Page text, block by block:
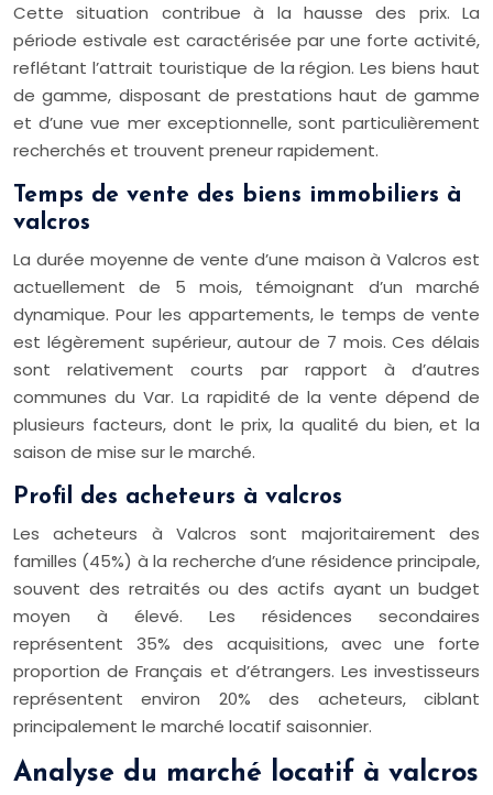
Cette situation contribue à la hausse des prix. La
période estivale est caractérisée par une forte activité,
reflétant l’attrait touristique de la région. Les biens haut
de gamme, disposant de prestations haut de gamme
et d’une vue mer exceptionnelle, sont particulièrement
recherchés et trouvent preneur rapidement.
Temps de vente des biens immobiliers à
valcros
La durée moyenne de vente d’une maison à Valcros est
actuellement de 5 mois, témoignant d’un marché
dynamique. Pour les appartements, le temps de vente
est légèrement supérieur, autour de 7 mois. Ces délais
sont relativement courts par rapport à d’autres
communes du Var. La rapidité de la vente dépend de
plusieurs facteurs, dont le prix, la qualité du bien, et la
saison de mise sur le marché.
Profil des acheteurs à valcros
Les acheteurs à Valcros sont majoritairement des
familles (45%) à la recherche d’une résidence principale,
souvent des retraités ou des actifs ayant un budget
moyen à élevé. Les résidences secondaires
représentent 35% des acquisitions, avec une forte
proportion de Français et d’étrangers. Les investisseurs
représentent environ 20% des acheteurs, ciblant
principalement le marché locatif saisonnier.
Analyse du marché locatif à valcros